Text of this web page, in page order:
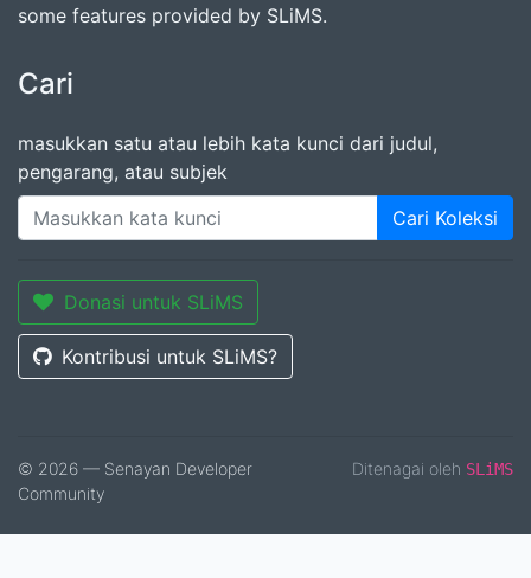
some features provided by SLiMS.
Cari
masukkan satu atau lebih kata kunci dari judul,
pengarang, atau subjek
Cari Koleksi
Donasi untuk SLiMS
Kontribusi untuk SLiMS?
© 2026 — Senayan Developer
Community
Ditenagai oleh SLiMS